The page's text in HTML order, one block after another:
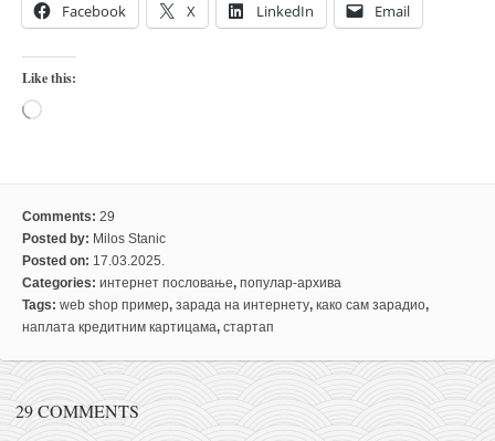
Facebook X LinkedIn Email
Like this:
Loading…
Comments: 29
Posted by: Milos Stanic
Posted on: 17.03.2025.
Categories: интернет пословање, популар-архива
Tags: web shop пример, зарада на интернету, како сам зарадио,
наплата кредитним картицама, стартап
29 COMMENTS